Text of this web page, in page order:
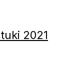
2021